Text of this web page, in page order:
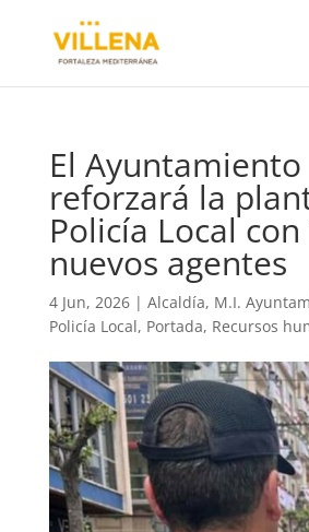
El Ayuntamiento
reforzará la
Policía Local con
nuevos agentes
4 Jun, 2026| Alcaldía, M.I.
Policía Local, Portada, Recursos